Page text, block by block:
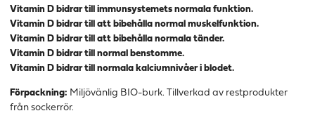
Vitamin D bidrar till immunsystemets normala funktion.
Vitamin D bidrar till att bibehålla normal muskelfunktion.
Vitamin D bidrar till att bibehålla normala tänder.
Vitamin D bidrar till normal benstomme.
Vitamin D bidrar till normala kalciumnivåer i blodet.
Förpackning: Miljövänlig BIO-burk. Tillverkad av restprodukter
från sockerrör.